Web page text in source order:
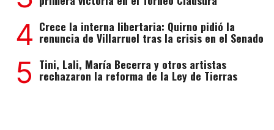
4 Crece la interna libertaria: Quirno pidió la
renuncia de Villarruel tras la crisis en el Senado
5 Tini, Lali, María Becerra y otros artistas
rechazaron la reforma de la Ley de Tierras